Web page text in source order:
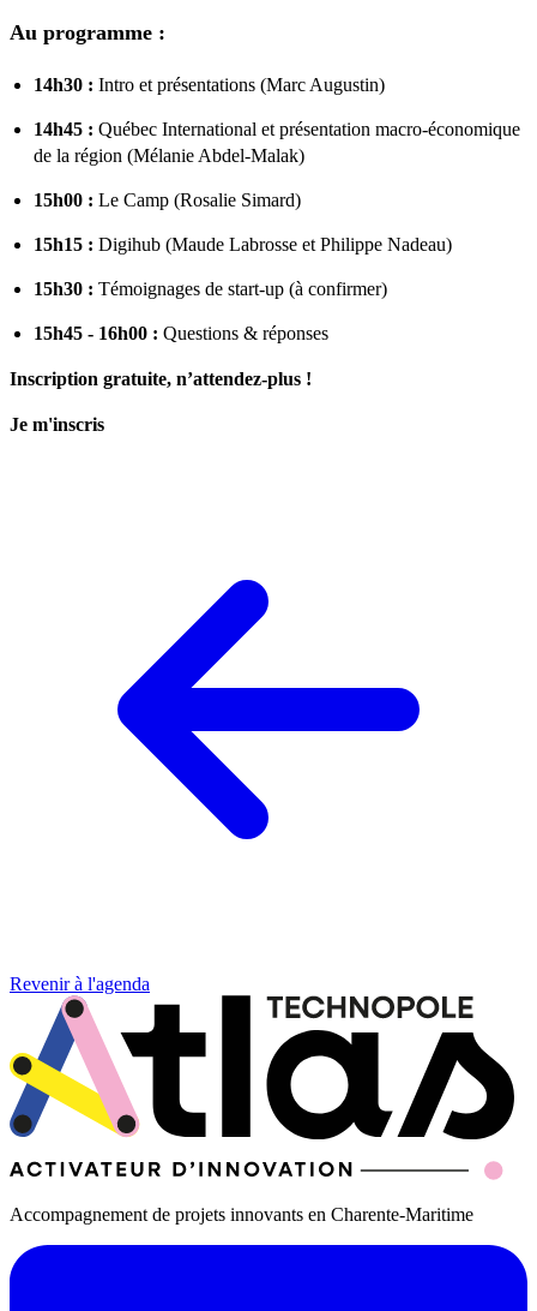
Au programme :
14h30 : Intro et présentations (Marc Augustin)
14h45 : Québec International et présentation macro-économique
de la région (Mélanie Abdel-Malak)
15h00 : Le Camp (Rosalie Simard)
15h15 : Digihub (Maude Labrosse et Philippe Nadeau)
15h30 : Témoignages de start-up (à confirmer)
15h45 - 16h00 : Questions & réponses
Inscription gratuite, n’attendez-plus !
Je m'inscris
Revenir à l'agenda
Accompagnement de projets innovants en Charente-Maritime